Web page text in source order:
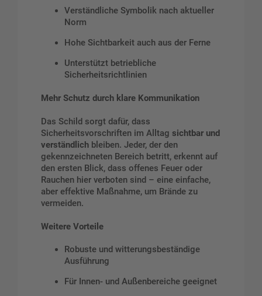
Verständliche Symbolik nach aktueller
Norm
Hohe Sichtbarkeit auch aus der Ferne
Unterstützt betriebliche
Sicherheitsrichtlinien
Mehr Schutz durch klare Kommunikation
Das Schild sorgt dafür, dass
Sicherheitsvorschriften im Alltag sichtbar und
verständlich bleiben. Jeder, der den
gekennzeichneten Bereich betritt, erkennt auf
den ersten Blick, dass offenes Feuer oder
Rauchen hier verboten sind – eine einfache,
aber effektive Maßnahme, um Brände zu
vermeiden.
Weitere Vorteile
Robuste und witterungsbeständige
Ausführung
Für Innen- und Außenbereiche geeignet